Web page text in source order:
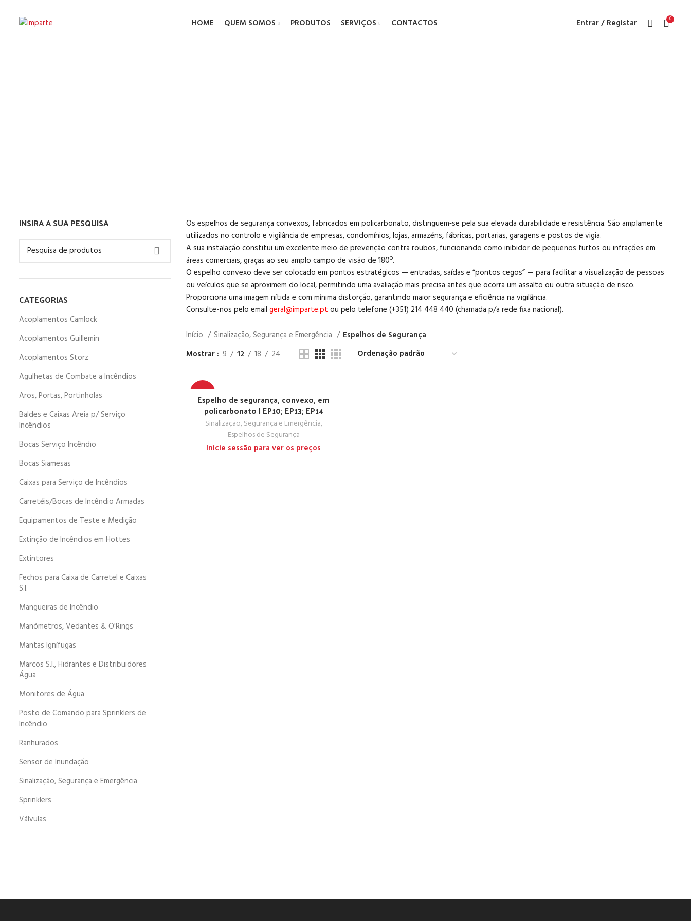
HOME QUEM SOMOS PRODUTOS SERVIÇOS CONTACTOS Entrar / Registar 0
INSIRA A SUA PESQUISA
CATEGORIAS
Acoplamentos Camlock
Acoplamentos Guillemin
Acoplamentos Storz
Agulhetas de Combate a Incêndios
Aros, Portas, Portinholas
Baldes e Caixas Areia p/ Serviço
Incêndios
Bocas Serviço Incêndio
Bocas Siamesas
Caixas para Serviço de Incêndios
Carretéis/Bocas de Incêndio Armadas
Equipamentos de Teste e Medição
Extinção de Incêndios em Hottes
Extintores
Fechos para Caixa de Carretel e Caixas
S.I.
Mangueiras de Incêndio
Manómetros, Vedantes & O'Rings
Mantas Ignífugas
Marcos S.I., Hidrantes e Distribuidores
Água
Monitores de Água
Posto de Comando para Sprinklers de
Incêndio
Ranhurados
Sensor de Inundação
Sinalização, Segurança e Emergência
Sprinklers
Válvulas
Os espelhos de segurança convexos, fabricados em policarbonato, distinguem‑se pela sua elevada durabilidade e resistência. São amplamente
utilizados no controlo e vigilância de empresas, condomínios, lojas, armazéns, fábricas, portarias, garagens e postos de vigia.
A sua instalação constitui um excelente meio de prevenção contra roubos, funcionando como inibidor de pequenos furtos ou infrações em
áreas comerciais, graças ao seu amplo campo de visão de 180º.
O espelho convexo deve ser colocado em pontos estratégicos — entradas, saídas e “pontos cegos” — para facilitar a visualização de pessoas
ou veículos que se aproximem do local, permitindo uma avaliação mais precisa antes que ocorra um assalto ou outra situação de risco.
Proporciona uma imagem nítida e com mínima distorção, garantindo maior segurança e eficiência na vigilância.
Consulte-nos pelo email geral@imparte.pt ou pelo telefone (+351) 214 448 440 (chamada p/a rede fixa nacional).
Início Sinalização, Segurança e Emergência
Espelhos de Segurança
Mostrar
9 12 18 24
-67%
TOP
Espelho de segurança, convexo, em
policarbonato | EP10; EP13; EP14
Sinalização, Segurança e Emergência,
Espelhos de Segurança
Inicie sessão para ver os preços